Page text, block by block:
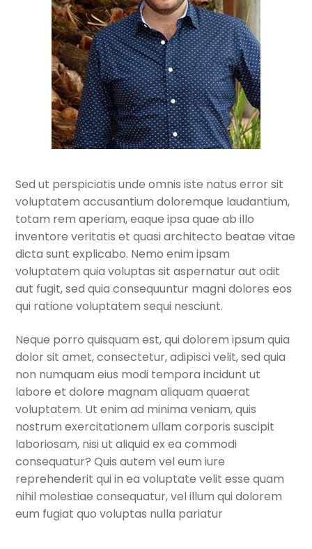
Sed ut perspiciatis unde omnis iste natus error sit
voluptatem accusantium doloremque laudantium,
totam rem aperiam, eaque ipsa quae ab illo
inventore veritatis et quasi architecto beatae vitae
dicta sunt explicabo. Nemo enim ipsam
voluptatem quia voluptas sit aspernatur aut odit
aut fugit, sed quia consequuntur magni dolores eos
qui ratione voluptatem sequi nesciunt.
Neque porro quisquam est, qui dolorem ipsum quia
dolor sit amet, consectetur, adipisci velit, sed quia
non numquam eius modi tempora incidunt ut
labore et dolore magnam aliquam quaerat
voluptatem. Ut enim ad minima veniam, quis
nostrum exercitationem ullam corporis suscipit
laboriosam, nisi ut aliquid ex ea commodi
consequatur? Quis autem vel eum iure
reprehenderit qui in ea voluptate velit esse quam
nihil molestiae consequatur, vel illum qui dolorem
eum fugiat quo voluptas nulla pariatur